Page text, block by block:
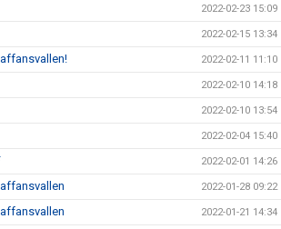
2022-02-23 15:09
2022-02-15 13:34
2022-02-11 11:10
2022-02-10 14:18
2022-02-10 13:54
2022-02-04 15:40
2022-02-01 14:26
2022-01-28 09:22
2022-01-21 14:34